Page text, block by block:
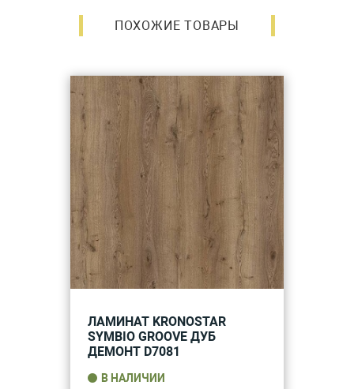
ПОХОЖИЕ ТОВАРЫ
ЛАМИНАТ KRONOSTAR
SYMBIO GROOVE ДУБ
ДЕМОНТ D7081
В НАЛИЧИИ